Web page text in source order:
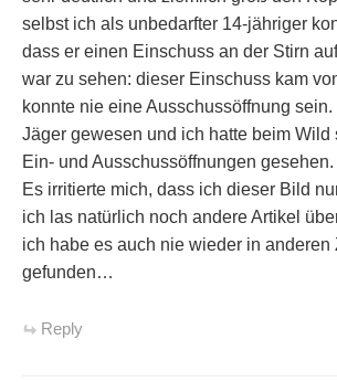
selbst ich als unbedarfter 14-jähriger
dass er einen Einschuss an der Stirn
war zu sehen: dieser Einschuss kam
konnte nie eine Ausschussöffnung
Jäger gewesen und ich hatte beim Wild
Ein- und Ausschussöffnungen gesehen.
Es irritierte mich, dass ich dieser Bild
ich las natürlich noch andere Artikel
ich habe es auch nie wieder in anderen
gefunden…
Reply